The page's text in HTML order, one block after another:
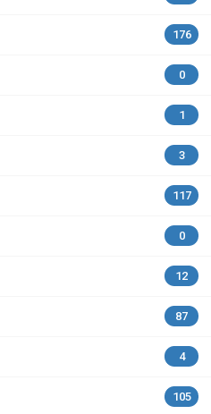
176
0
1
3
117
0
12
87
4
105